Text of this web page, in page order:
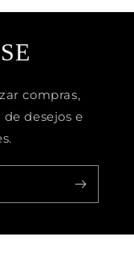
compras,
desejos e